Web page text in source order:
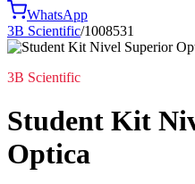
WhatsApp
3B Scientific/1008531
3B Scientific
Student Kit
Optica